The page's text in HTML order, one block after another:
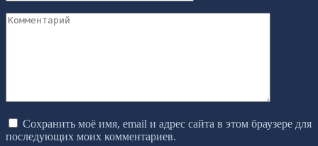
Комментарий
Сохранить моё имя, email и адрес сайта в этом браузере для
последующих моих комментариев.